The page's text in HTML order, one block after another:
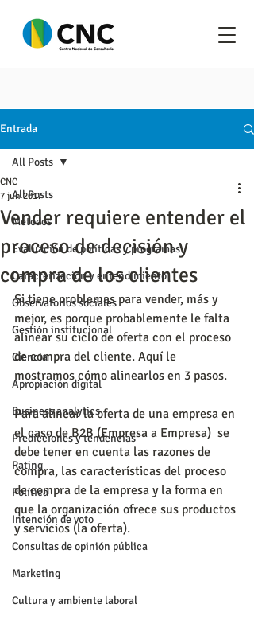
Entrada
All Posts
Metodos
Evaluación de políticas y programas
Caracterización y entendimiento
Observatorios sociales
Gestión institucional
Ciencia
Apropiación digital
Business analytics
Predicciones y tendencias
Rating
Política
Intención de voto
Consultas de opinión pública
Marketing
Cultura y ambiente laboral
All Posts
Vender requiere entender el
proceso de decisión y
compra de los clientes
CNC
7 jun 2017
Si tiene problemas para vender, más y
mejor, es porque probablemente le falta
alinear su ciclo de oferta con el proceso
de compra del cliente. Aquí le
mostramos cómo alinearlos en 3 pasos.
Para alinear la oferta de una empresa en
el caso de B2B (Empresa a Empresa)  se
debe tener en cuenta las razones de
compra, las características del proceso
de compra de la empresa y la forma en
que la organización ofrece sus productos
y servicios (la oferta).